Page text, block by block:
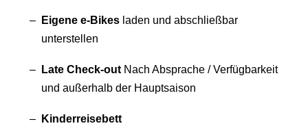
Eigene e-Bikes laden und abschließbar
unterstellen
Late Check-out Nach Absprache / Verfügbarkeit
und außerhalb der Hauptsaison
Kinderreisebett